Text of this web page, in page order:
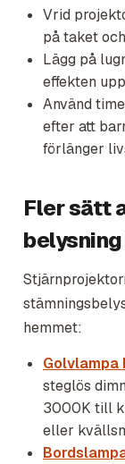
Vrid
på taket
Lägg på
effekten
Använd
efter att
förlänger
Fler sätt
hemmet:
Golvlampa
steglös
3000K till
eller